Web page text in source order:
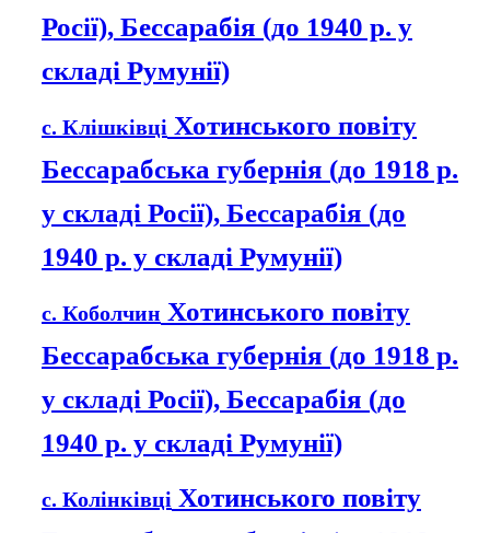
Росії), Бессарабія (до 1940 р. у
складі Румунії)
с. Клішківці Хотинського повіту
Бессарабська губернія (до 1918 р.
у складі Росії), Бессарабія (до
1940 р. у складі Румунії)
с. Коболчин Хотинського повіту
Бессарабська губернія (до 1918 р.
у складі Росії), Бессарабія (до
1940 р. у складі Румунії)
с. Колінківці Хотинського повіту